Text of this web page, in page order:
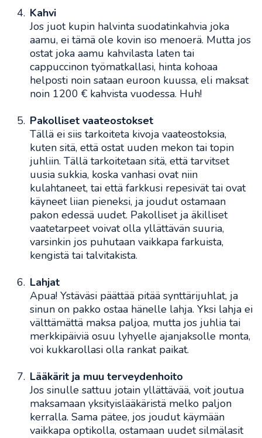
Kahvi
Jos juot kupin halvinta suodatinkahvia joka
aamu, ei tämä ole kovin iso menoerä. Mutta jos
ostat joka aamu kahvilasta laten tai
cappuccinon työmatkallasi, hinta kohoaa
helposti noin sataan euroon kuussa, eli maksat
noin 1200 € kahvista vuodessa. Huh!
Pakolliset vaateostokset
Tällä ei siis tarkoiteta kivoja vaateostoksia,
kuten sitä, että ostat uuden mekon tai topin
juhliin. Tällä tarkoitetaan sitä, että tarvitset
uusia sukkia, koska vanhasi ovat niin
kulahtaneet, tai että farkkusi repesivät tai ovat
käyneet liian pieneksi, ja joudut ostamaan
pakon edessä uudet. Pakolliset ja äkilliset
vaatetarpeet voivat olla yllättävän suuria,
varsinkin jos puhutaan vaikkapa farkuista,
kengistä tai talvitakista.
Lahjat
Apua! Ystäväsi päättää pitää synttärijuhlat, ja
sinun on pakko ostaa hänelle lahja. Yksi lahja ei
välttämättä maksa paljoa, mutta jos juhlia tai
merkkipäiviä osuu lyhyelle ajanjaksolle monta,
voi kukkarollasi olla rankat paikat.
Lääkärit ja muu terveydenhoito
Jos sinulle sattuu jotain yllättävää, voit joutua
maksamaan yksityislääkäristä melko paljon
kerralla. Sama pätee, jos joudut käymään
vaikkapa optikolla, ostamaan uudet silmälasit